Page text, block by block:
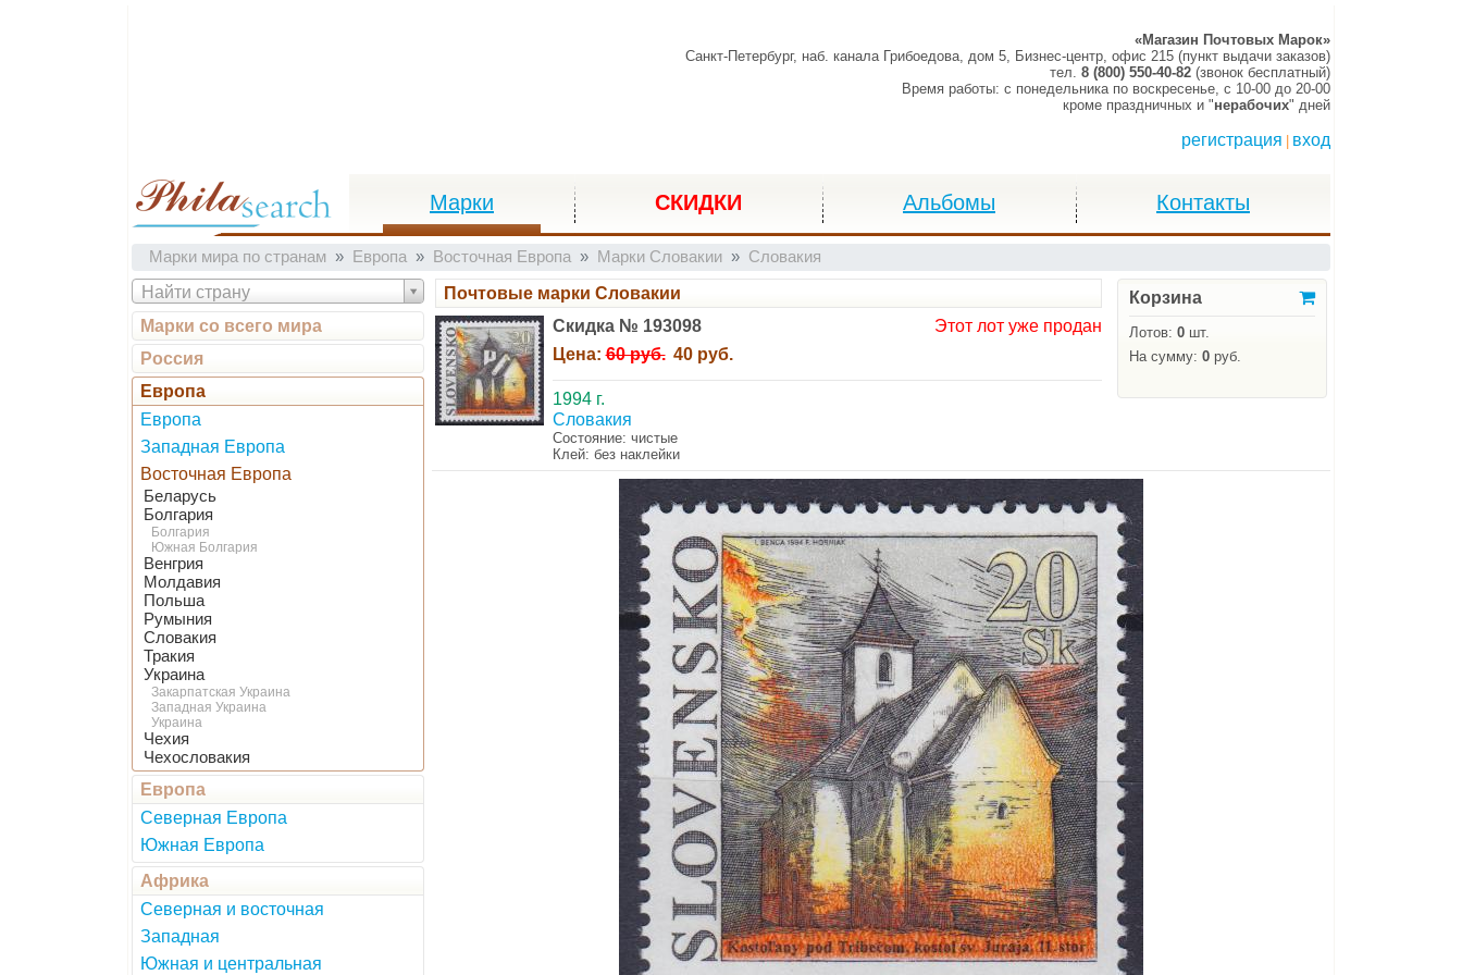
«Магазин Почтовых Марок»
Санкт-Петербург, наб. канала Грибоедова, дом 5, Бизнес-центр, офис 215 (пункт выдачи заказов)
тел. 8 (800) 550-40-82 (звонок бесплатный)
Время работы: c понедельника по воскресенье, c 10-00 до 20-00
кроме праздничных и "нерабочих" дней
регистрация вход
Марки СКИДКИ Альбомы Контакты
Марки мира по странам Европа Восточная Европа Марки Словакии Словакия
Найти страну
Марки со всего мира
Россия
Европа
Европа
Западная Европа
Восточная Европа
Беларусь
Болгария
Болгария
Южная Болгария
Венгрия
Молдавия
Польша
Румыния
Словакия
Тракия
Украина
Закарпатская Украина
Западная Украина
Украина
Чехия
Чехословакия
Европа
Северная Европа
Южная Европа
Африка
Северная и восточная
Западная
Южная и центральная
Корзина
Лотов:0 шт.
На сумму:0 руб.
Почтовые марки Словакии
Скидка № 193098
Цена:60 руб. 40 руб.
Этот лот уже продан
1994 г.
Словакия
Состояние: чистые
Клей: без наклейки